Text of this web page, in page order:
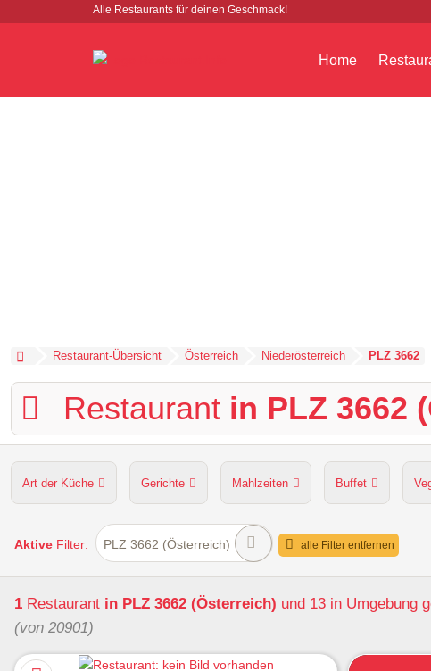
Alle Restaurants für deinen Geschmack!
Home
Restaurant-Übersicht Österreich Niederösterreich PLZ 3662
Restaurant in PLZ 3662
Art der Küche Gerichte Mahlzeiten Buffet
Hunde erlaubt Kapazität Sitzplätze im Freien
Aktive Filter: PLZ 3662 (Österreich) alle Filter entfernen
1 Restaurant in PLZ 3662 (Österreich) und 13 in Umgebung
(von 20901)